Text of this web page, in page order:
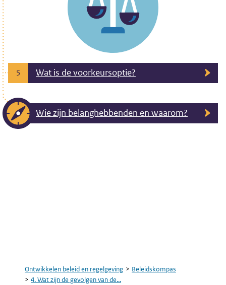
5 Wat is de voorkeursoptie?
Wie zijn belanghebbenden en waarom?
Kruimelpad
Ontwikkelen beleid en regelgeving
Beleidskompas
4. Wat zijn de gevolgen van de...